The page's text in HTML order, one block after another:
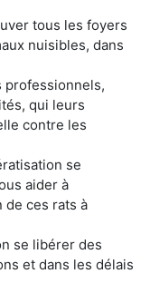
tous les foyers
nuisibles, dans
professionnels,
qui leurs
contre les
se
aider à
de ces rats à
se libérer des
et dans les délais